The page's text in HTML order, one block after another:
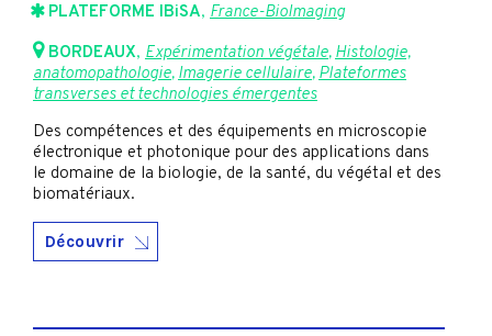
PLATEFORME IBiSA, France-BioImaging
BORDEAUX, Expérimentation végétale, Histologie,
anatomopathologie, Imagerie cellulaire, Plateformes
transverses et technologies émergentes
Des compétences et des équipements en microscopie
électronique et photonique pour des applications dans
le domaine de la biologie, de la santé, du végétal et des
biomatériaux.
Découvrir